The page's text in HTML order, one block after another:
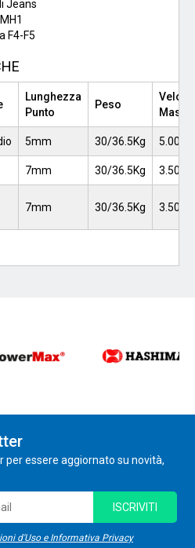
Jeans
F4-F5
Lunghezza
Punto
Peso
5mm 30/36.5Kg
7mm 30/36.5Kg
7mm 30/36.5Kg
per essere aggiornato su novità,
d'Uso e Informativa Privacy
ISCRIVITI